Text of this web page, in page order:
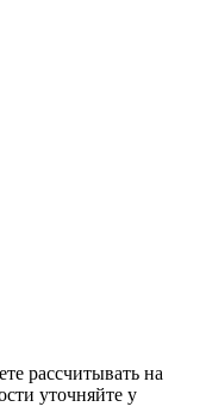
рассчитывать на
уточняйте у